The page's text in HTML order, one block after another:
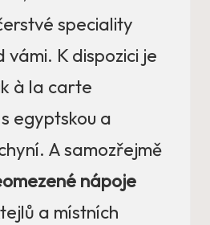
speciality
vámi. K dispozici je
à la carte
egyptskou a
A samozřejmě
nápoje
a místních